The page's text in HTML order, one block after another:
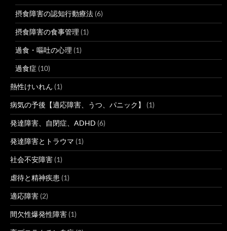
摂食障害の認知行動療法 (6)
摂食障害の食事管理 (1)
過食・嘔吐の心理 (1)
過食症 (10)
熱性けいれん (1)
病気の予後【適応障害、うつ、パニック】 (1)
発達障害、自閉症、ADHD (6)
発達障害とトラウマ (1)
社会不安障害 (1)
虐待と精神疾患 (1)
適応障害 (2)
間欠性爆発性障害 (1)